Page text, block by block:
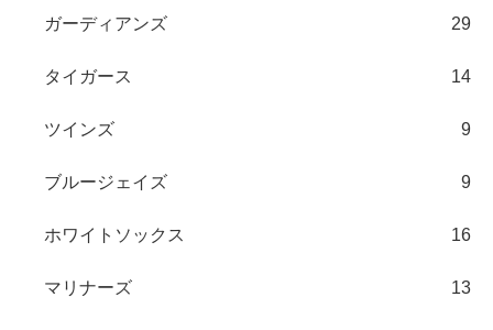
ガーディアンズ 29
タイガース 14
ツインズ 9
ブルージェイズ 9
ホワイトソックス 16
マリナーズ 13